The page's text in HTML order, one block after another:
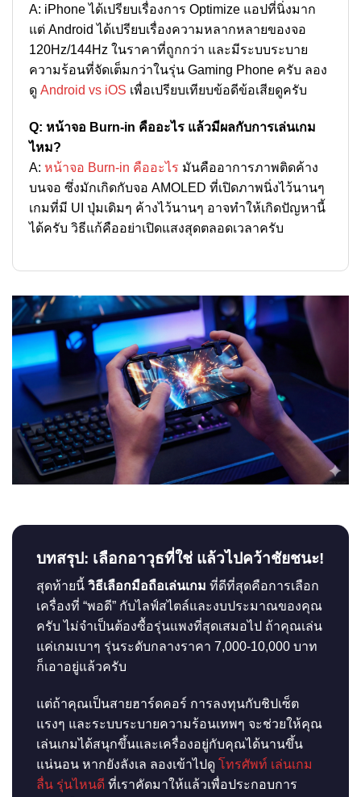
A: iPhone ได้เปรียบเรื่องการ Optimize แอปที่นิ่งมาก
แต่ Android ได้เปรียบเรื่องความหลากหลายของจอ
120Hz/144Hz ในราคาที่ถูกกว่า และมีระบบระบาย
ความร้อนที่จัดเต็มกว่าในรุ่น Gaming Phone ครับ ลอง
ดู Android vs iOS เพื่อเปรียบเทียบข้อดีข้อเสียดูครับ
Q: หน้าจอ Burn-in คืออะไร แล้วมีผลกับการเล่นเกม
ไหม?
A: หน้าจอ Burn-in คืออะไร มันคืออาการภาพติดค้าง
บนจอ ซึ่งมักเกิดกับจอ AMOLED ที่เปิดภาพนิ่งไว้นานๆ
เกมที่มี UI ปุ่มเดิมๆ ค้างไว้นานๆ อาจทำให้เกิดปัญหานี้
ได้ครับ วิธีแก้คืออย่าเปิดแสงสุดตลอดเวลาครับ
บทสรุป: เลือกอาวุธที่ใช่ แล้วไปคว้าชัยชนะ!
สุดท้ายนี้ วิธีเลือกมือถือเล่นเกม ที่ดีที่สุดคือการเลือก
เครื่องที่ “พอดี” กับไลฟ์สไตล์และงบประมาณของคุณ
ครับ ไม่จำเป็นต้องซื้อรุ่นแพงที่สุดเสมอไป ถ้าคุณเล่น
แค่เกมเบาๆ รุ่นระดับกลางราคา 7,000-10,000 บาท
ก็เอาอยู่แล้วครับ
แต่ถ้าคุณเป็นสายฮาร์ดคอร์ การลงทุนกับชิปเซ็ต
แรงๆ และระบบระบายความร้อนเทพๆ จะช่วยให้คุณ
เล่นเกมได้สนุกขึ้นและเครื่องอยู่กับคุณได้นานขึ้น
แน่นอน หากยังลังเล ลองเข้าไปดู โทรศัพท์ เล่นเกม
ลื่น รุ่นไหนดี ที่เราคัดมาให้แล้วเพื่อประกอบการ